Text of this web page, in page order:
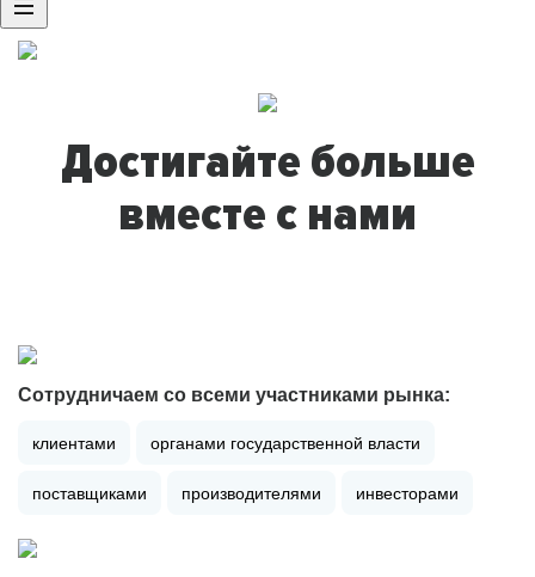
Достигайте больше
вместе с нами
Сотрудничаем со всеми участниками рынка:
клиентами органами государственной власти
поставщиками производителями инвесторами